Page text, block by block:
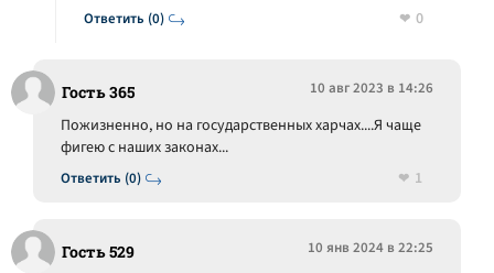
Ответить (0)
0
Гость 365 10 авг 2023 в 14:26
Ответить (0)
Пожизненно, но на государственных харчах....Я чаще
фигею с наших законах...
1
Гость 529 10 янв 2024 в 22:25